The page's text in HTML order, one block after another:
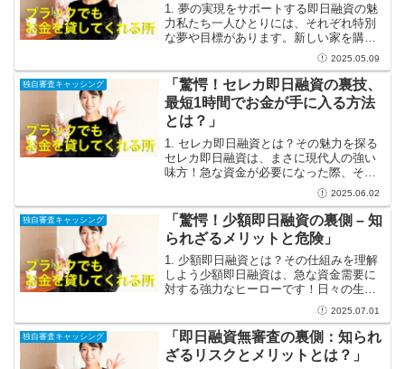
1. 夢の実現をサポートする即日融資の魅
力私たち一人ひとりには、それぞれ特別
な夢や目標があります。新しい家を購入
すること、起業して自分のビジネスを立
ち上げること、あるいは大切な人との旅
行を計画することなど、これらは人生を
彩る素晴らしい瞬間で...
2025.05.09
独自審査キャッシング
「驚愕！セレカ即日融資の裏技、
最短1時間でお金が手に入る方法
とは？」
1. セレカ即日融資とは？その魅力を探る
セレカ即日融資は、まさに現代人の強い
味方！急な資金が必要になった際、その
スピーディな対応力がとても心強いで
す。例えば、突然の病院代や友人の結婚
式、急な旅行費用など、人生には予測で
きない出費がつきもので...
2025.06.02
独自審査キャッシング
「驚愕！少額即日融資の裏側 – 知
られざるメリットと危険」
1. 少額即日融資とは？その仕組みを理解
しよう少額即日融資は、急な資金需要に
対する強力なヒーローです！日々の生活
の中で予期せぬ出費が重なった時、この
便利なサービスを利用することで、すぐ
にお金を手に入れることができます。手
続きが簡単で書類も少...
2025.07.01
独自審査キャッシング
「即日融資無審査の裏側：知られ
ざるリスクとメリットとは？」